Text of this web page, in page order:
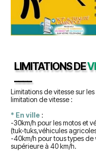
LIMITATIONS DE
____
Limitations de vitesse sur
limitation de vitesse :
* En ville :
-30km/h pour les motos et
(tuk-tuks,véhicules
-40km/h pour tous types de
supérieure à 40 km/h.